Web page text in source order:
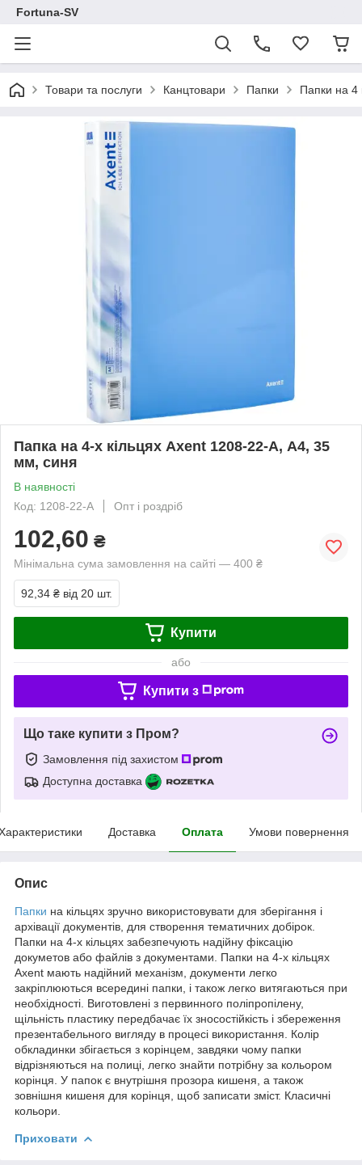
Fortuna-SV
Товари та послуги Канцтовари Папки Папки на 4
Папка на 4-х кільцях Axent 1208-22-A, А4, 35
мм, синя
В наявності
Код: 1208-22-A
Опт і роздріб
102,60 ₴
Мінімальна сума замовлення на сайті — 400 ₴
92,34 ₴ від 20 шт.
Купити
або
Купити з
Що таке купити з Пром?
Замовлення під захистом
Доступна доставка
Доставка Оплата Умови повернення
Опис
Папки на кільцях зручно використовувати для зберігання і
архівації документів, для створення тематичних добірок.
Папки на 4-х кільцях забезпечують надійну фіксацію
докуметов або файлів з документами. Папки на 4-х кільцях
Axent мають надійний механізм, документи легко
закріплюються всередині папки, і також легко витягаються при
необхідності. Виготовлені з первинного поліпропілену,
щільність пластику передбачає їх зносостійкість і збереження
презентабельного вигляду в процесі використання. Колір
обкладинки збігається з корінцем, завдяки чому папки
відрізняються на полиці, легко знайти потрібну за кольором
корінця. У папок є внутрішня прозора кишеня, а також
зовнішня кишеня для корінця, щоб записати зміст. Класичні
кольори.
Приховати